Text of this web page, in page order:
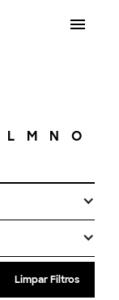
L M N O
Limpar Filtros